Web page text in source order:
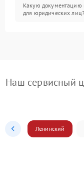
Какую документацию
для юридических лиц?
Наш сервисный
Ленинский